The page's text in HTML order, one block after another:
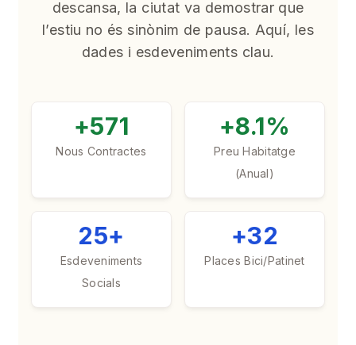
descansa, la ciutat va demostrar que
l’estiu no és sinònim de pausa. Aquí, les
dades i esdeveniments clau.
+571
Nous Contractes
+8.1%
Preu Habitatge
(Anual)
25+
Esdeveniments
Socials
+32
Places Bici/Patinet